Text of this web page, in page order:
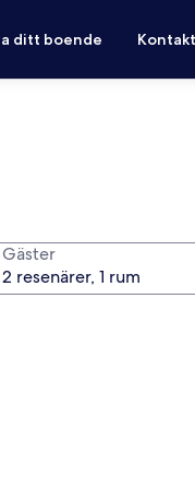
ditt boende
Gäster